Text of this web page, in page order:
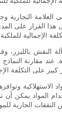
كبير اعتمادًا على العلامة
هذا القرار على
النقش بالليزر،
مقارنة النماذج
ألياف الليزر بقدرة 100 وات. يمكن أن يختلف سعر هذه
المواد يمكن أن